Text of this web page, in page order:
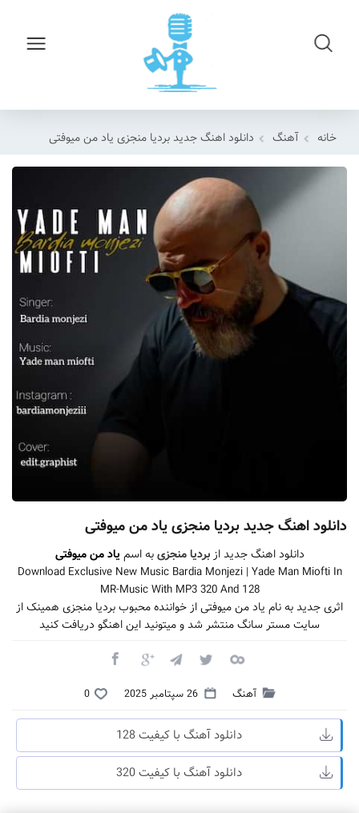
خانه آهنگ دانلود اهنگ جدید بردیا منجزی یاد من میوفتی
دانلود اهنگ جدید بردیا منجزی یاد من میوفتی
دانلود اهنگ جدید ازبردیا منجزیبه اسم یاد من میوفتی
Download Exclusive New Music Bardia Monjezi | Yade Man Miofti In
MR-Music With MP3 320 And 128
اثری جدید به نام یاد من میوفتی از خواننده محبوب بردیا منجزی همینک از
سایت مستر سانگ منتشر شد و میتونید این اهنگو دریافت کنید
آهنگ 26 سپتامبر 2025 0
دانلود آهنگ با کیفیت 128
دانلود آهنگ با کیفیت 320